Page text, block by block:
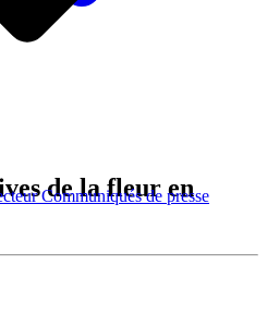
Communiqués de presse
de la fleur en